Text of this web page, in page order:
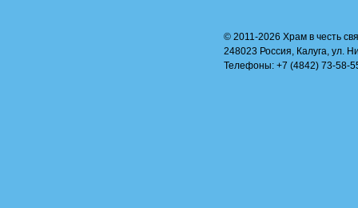
© 2011-2026 Храм в честь
248023 Россия, Калуга, ул.
Телефоны: +7 (4842) 73-58-